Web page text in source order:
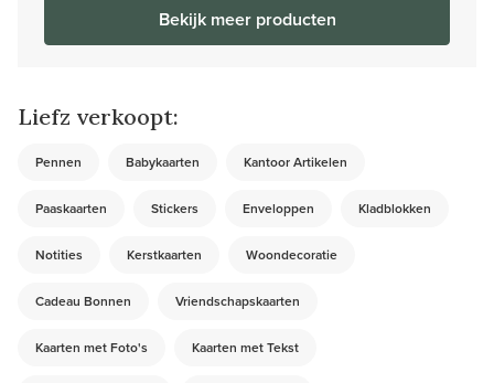
Bekijk meer producten
Liefz verkoopt:
Pennen Babykaarten Kantoor Artikelen
Paaskaarten Stickers Enveloppen Kladblokken
Notities Kerstkaarten Woondecoratie
Cadeau Bonnen Vriendschapskaarten
Kaarten met Foto's Kaarten met Tekst